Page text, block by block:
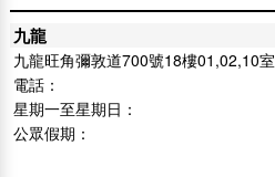
九龍
九龍旺角彌敦道700號18樓01,02,10室
電話：
星期一至星期日：
公眾假期：